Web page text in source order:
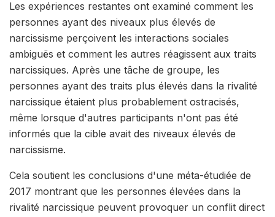
Les expériences restantes ont examiné comment les
personnes ayant des niveaux plus élevés de
narcissisme perçoivent les interactions sociales
ambiguës et comment les autres réagissent aux traits
narcissiques. Après une tâche de groupe, les
personnes ayant des traits plus élevés dans la rivalité
narcissique étaient plus probablement ostracisés,
même lorsque d'autres participants n'ont pas été
informés que la cible avait des niveaux élevés de
narcissisme.
Cela soutient les conclusions d'une méta-étudiée de
2017 montrant que les personnes élevées dans la
rivalité narcissique peuvent provoquer un conflit direct